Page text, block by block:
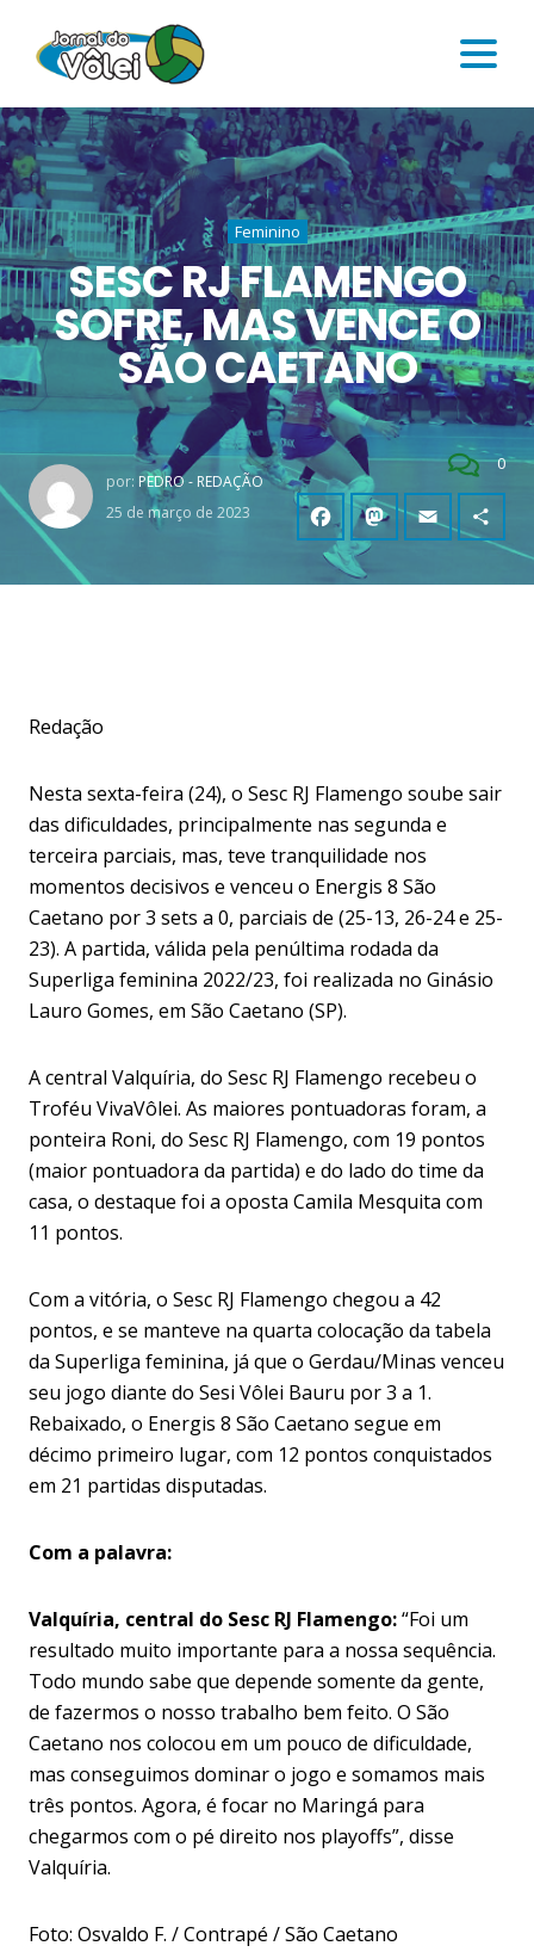
Feminino
SESC RJ FLAMENGO
SOFRE, MAS VENCE O
SÃO CAETANO
por: PEDRO - REDAÇÃO
25 de março de 2023
0
Redação
Nesta sexta-feira (24), o Sesc RJ Flamengo soube sair
das dificuldades, principalmente nas segunda e
terceira parciais, mas, teve tranquilidade nos
momentos decisivos e venceu o Energis 8 São
Caetano por 3 sets a 0, parciais de (25-13, 26-24 e 25-
23). A partida, válida pela penúltima rodada da
Superliga feminina 2022/23, foi realizada no Ginásio
Lauro Gomes, em São Caetano (SP).
A central Valquíria, do Sesc RJ Flamengo recebeu o
Troféu VivaVôlei. As maiores pontuadoras foram, a
ponteira Roni, do Sesc RJ Flamengo, com 19 pontos
(maior pontuadora da partida) e do lado do time da
casa, o destaque foi a oposta Camila Mesquita com
11 pontos.
Com a vitória, o Sesc RJ Flamengo chegou a 42
pontos, e se manteve na quarta colocação da tabela
da Superliga feminina, já que o Gerdau/Minas venceu
seu jogo diante do Sesi Vôlei Bauru por 3 a 1.
Rebaixado, o Energis 8 São Caetano segue em
décimo primeiro lugar, com 12 pontos conquistados
em 21 partidas disputadas.
Com a palavra:
Valquíria, central do Sesc RJ Flamengo:“Foi um
resultado muito importante para a nossa sequência.
Todo mundo sabe que depende somente da gente,
de fazermos o nosso trabalho bem feito. O São
Caetano nos colocou em um pouco de dificuldade,
mas conseguimos dominar o jogo e somamos mais
três pontos. Agora, é focar no Maringá para
chegarmos com o pé direito nos playoffs”, disse
Valquíria.
Foto: Osvaldo F. / Contrapé / São Caetano